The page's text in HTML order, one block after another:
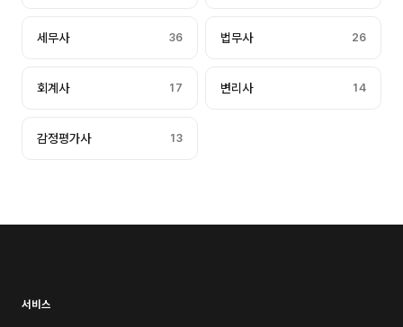
세무사 36 법무사 26
회계사 17 변리사 14
감정평가사 13
서비스